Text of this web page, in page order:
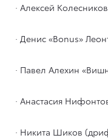
· Алексей
· Денис «Bonus»
· Павел Алехин
· Анастасия
· Никита Шиков